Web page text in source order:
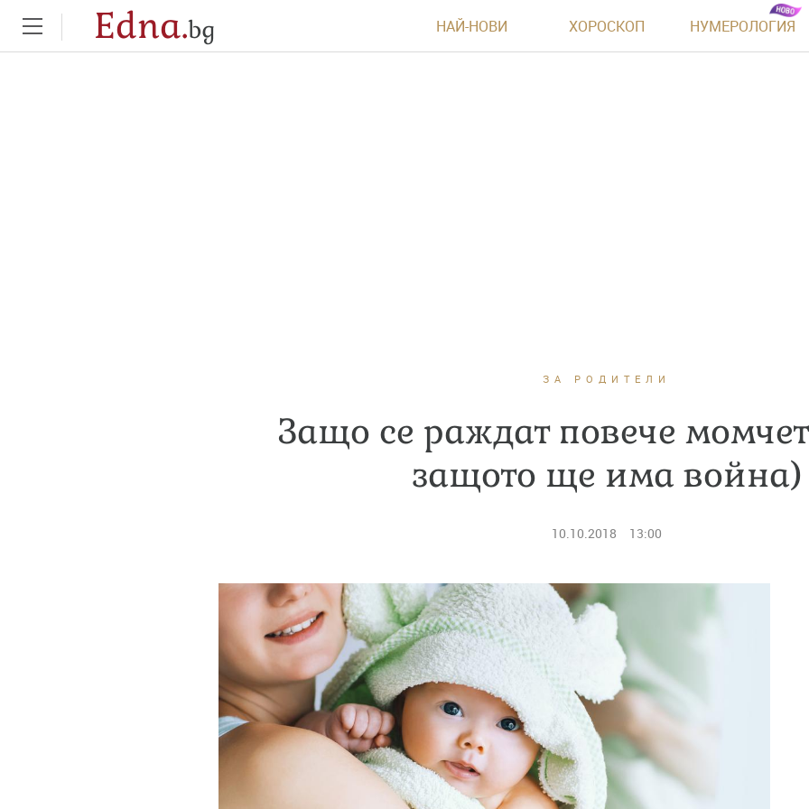
Edna.bg НАЙ-НОВИ ХОРОСКОП НУМЕРОЛОГИЯ
ЗА РОДИТЕЛИ
Защо се раждат повече
защото ще има война)
10.10.2018 13:00